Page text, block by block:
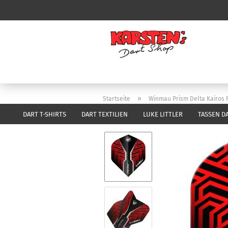
DART T-SHIRTS DART TEXTILIEN LUKE LITTLER TASSEN
Startseite » Winmau Prism Delta Kairos